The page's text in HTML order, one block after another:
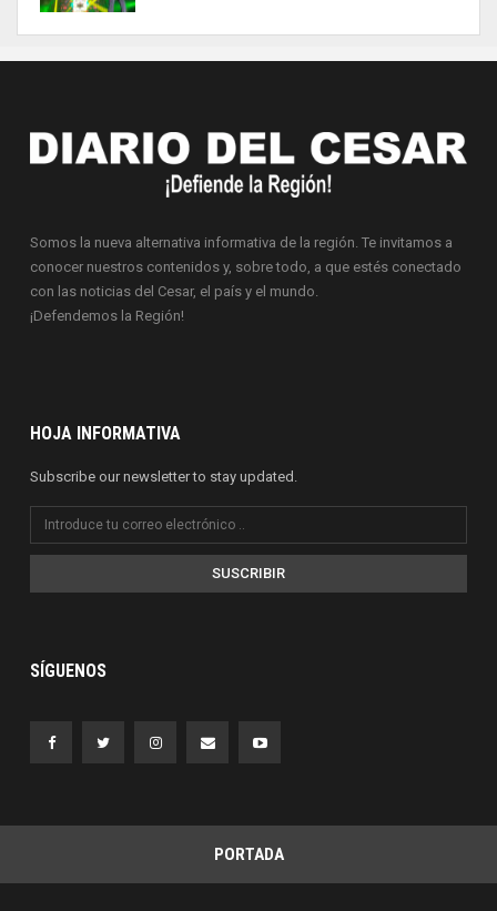
Somos la nueva alternativa informativa de la región. Te invitamos a
conocer nuestros contenidos y, sobre todo, a que estés conectado
con las noticias del Cesar, el país y el mundo.
¡Defendemos la Región!
HOJA INFORMATIVA
Subscribe our newsletter to stay updated.
SUSCRIBIR
SÍGUENOS
PORTADA